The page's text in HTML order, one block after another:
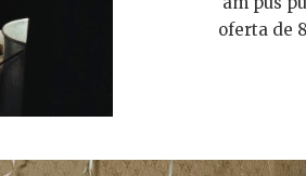
oferta de